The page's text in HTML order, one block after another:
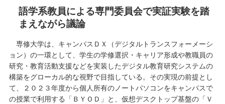
語学系教員による専門委員会で実証実験を踏
まえながら議論
専修大学は、キャンパスＤＸ（デジタルトランスフォーメーシ
ョン）の一環として、学生の学修選択・キャリア形成や教職員の
研究・教育活動支援などを実装したデジタル教育研究システムの
構築をグローカル的な視野で目指している。その実現の前提とし
て、２０２３年度から個人所有のノートパソコンをキャンパスで
の授業で利用する「ＢＹＯＤ」と、仮想デスクトップ基盤の「Ｖ